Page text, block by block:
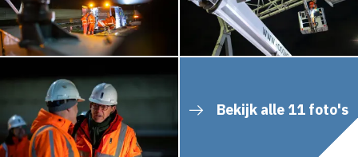
Bekijk alle 11 foto's